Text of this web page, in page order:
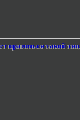
нравиться такой